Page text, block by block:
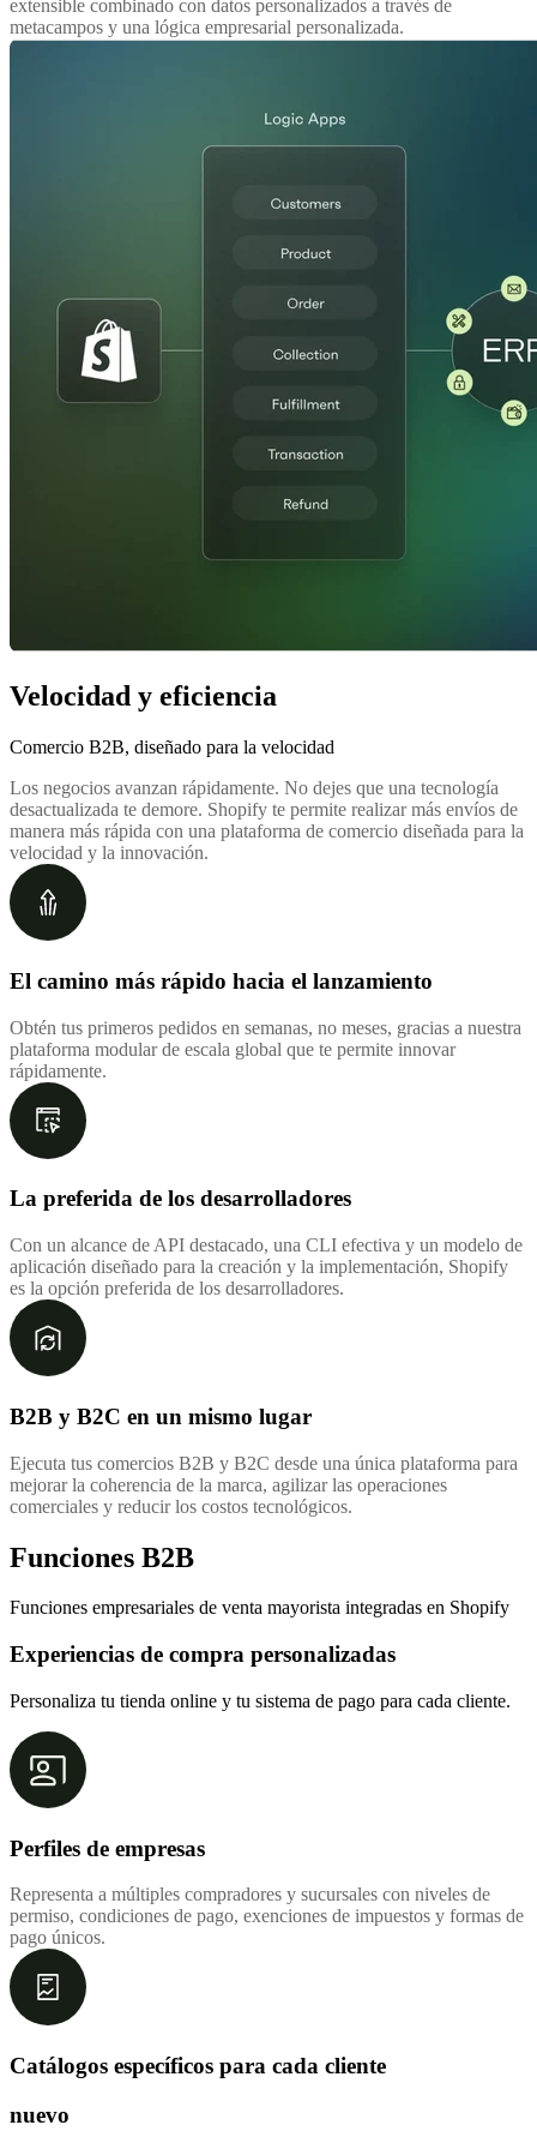
extensible combinado con datos personalizados a través de
metacampos y una lógica empresarial personalizada.
Velocidad y eficiencia
Comercio B2B, diseñado para la velocidad
Los negocios avanzan rápidamente. No dejes que una tecnología
desactualizada te demore. Shopify te permite realizar más envíos de
manera más rápida con una plataforma de comercio diseñada para la
velocidad y la innovación.
El camino más rápido hacia el lanzamiento
Obtén tus primeros pedidos en semanas, no meses, gracias a nuestra
plataforma modular de escala global que te permite innovar
rápidamente.
La preferida de los desarrolladores
Con un alcance de API destacado, una CLI efectiva y un modelo de
aplicación diseñado para la creación y la implementación, Shopify
es la opción preferida de los desarrolladores.
B2B y B2C en un mismo lugar
Ejecuta tus comercios B2B y B2C desde una única plataforma para
mejorar la coherencia de la marca, agilizar las operaciones
comerciales y reducir los costos tecnológicos.
Funciones B2B
Funciones empresariales de venta mayorista integradas en Shopify
Experiencias de compra personalizadas
Personaliza tu tienda online y tu sistema de pago para cada cliente.
Perfiles de empresas
Representa a múltiples compradores y sucursales con niveles de
permiso, condiciones de pago, exenciones de impuestos y formas de
pago únicos.
Catálogos específicos para cada cliente
nuevo